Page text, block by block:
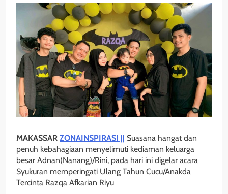
MAKASSAR ZONAINSPIRASI || Suasana hangat dan
penuh kebahagiaan menyelimuti kediaman keluarga
besar Adnan(Nanang)/Rini, pada hari ini digelar acara
Syukuran memperingati Ulang Tahun Cucu/Anakda
Tercinta Razqa Afkarian Riyu